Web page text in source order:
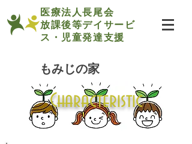
医療法人長尾会
放課後等デイサービ
ス・ 児童発達支援
もみじの家
Characteristic